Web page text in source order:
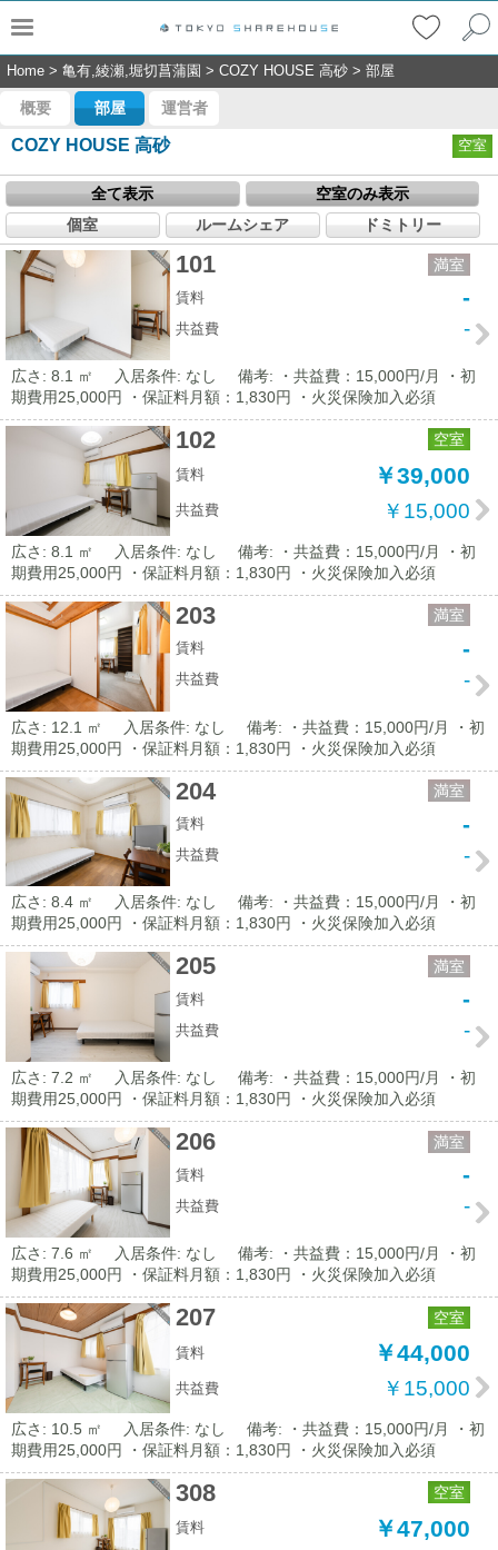
Home > 亀有,綾瀬,堀切菖蒲園 > COZY HOUSE 高砂 > 部屋
概要 部屋 運営者
COZY HOUSE 高砂 空室
全て表示
空室のみ表示
個室
ルームシェア ドミトリー
101 満室
賃料 -
共益費 -
広さ: 8.1 ㎡ 入居条件: なし
備考: ・共益費：15,000円/月 ・初
期費用25,000円 ・保証料月額：1,830円 ・火災保険加入必須
102 空室
賃料 ￥39,000
共益費 ￥15,000
広さ: 8.1 ㎡ 入居条件: なし
備考: ・共益費：15,000円/月 ・初
期費用25,000円 ・保証料月額：1,830円 ・火災保険加入必須
203 満室
賃料 -
共益費 -
広さ: 12.1 ㎡ 入居条件: なし
備考: ・共益費：15,000円/月 ・初
期費用25,000円 ・保証料月額：1,830円 ・火災保険加入必須
204 満室
賃料 -
共益費 -
広さ: 8.4 ㎡ 入居条件: なし
備考: ・共益費：15,000円/月 ・初
期費用25,000円 ・保証料月額：1,830円 ・火災保険加入必須
205 満室
賃料 -
共益費 -
広さ: 7.2 ㎡ 入居条件: なし
備考: ・共益費：15,000円/月 ・初
期費用25,000円 ・保証料月額：1,830円 ・火災保険加入必須
206 満室
賃料 -
共益費 -
広さ: 7.6 ㎡ 入居条件: なし
備考: ・共益費：15,000円/月 ・初
期費用25,000円 ・保証料月額：1,830円 ・火災保険加入必須
207 空室
賃料 ￥44,000
共益費 ￥15,000
広さ: 10.5 ㎡ 入居条件: なし
備考: ・共益費：15,000円/月 ・初
期費用25,000円 ・保証料月額：1,830円 ・火災保険加入必須
308 空室
賃料 ￥47,000